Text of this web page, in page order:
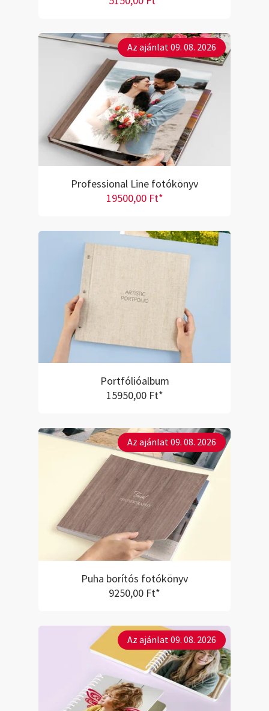
Az ajánlat 09. 08. 2026
Professional Line fotókönyv
19500,00 Ft*
Portfólióalbum
15950,00 Ft*
Az ajánlat 09. 08. 2026
Puha borítós fotókönyv
9250,00 Ft*
Az ajánlat 09. 08. 2026